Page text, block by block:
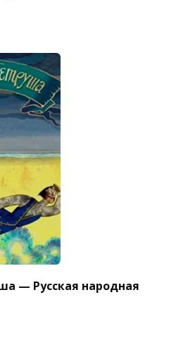
— Русская народная